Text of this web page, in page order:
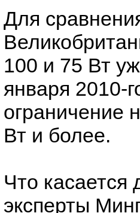
Для
100 и 75 Вт
января 2010-
ограничение
Вт и более.
Что касается
эксперты